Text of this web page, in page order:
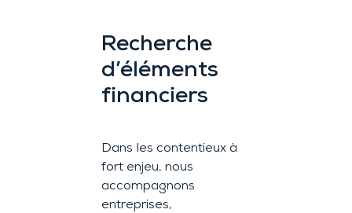
Recherche
d’éléments
financiers
Dans les contentieux à
fort enjeu, nous
accompagnons
entreprises,